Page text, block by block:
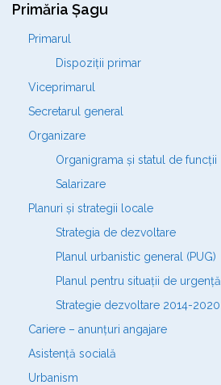
Primăria Șagu
Primarul
Dispoziții primar
Viceprimarul
Secretarul general
Organizare
Organigrama și statul de funcții
Salarizare
Planuri și strategii locale
Strategia de dezvoltare
Planul urbanistic general (PUG)
Planul pentru situații de urgență
Strategie dezvoltare 2014-2020
Cariere – anunțuri angajare
Asistență socială
Urbanism